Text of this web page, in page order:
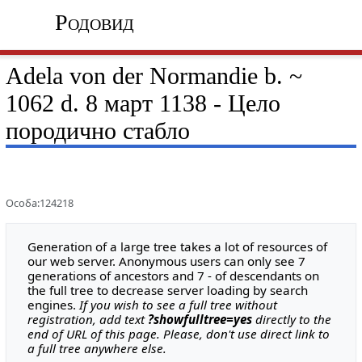
Родовид
Adela von der Normandie b. ~
1062 d. 8 март 1138 - Цело
породично стабло
Особа:124218
Generation of a large tree takes a lot of resources of
our web server. Anonymous users can only see 7
generations of ancestors and 7 - of descendants on
the full tree to decrease server loading by search
engines.If you wish to see a full tree without
registration, add text ?showfulltree=yesdirectly to the
end of URL of this page. Please, don't use direct link to
a full tree anywhere else.